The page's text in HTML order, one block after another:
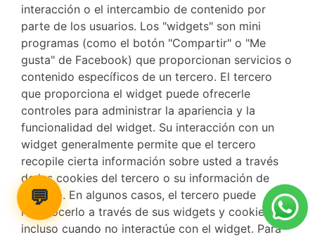
interacción o el intercambio de contenido por
parte de los usuarios. Los "widgets" son mini
programas (como el botón "Compartir" o "Me
gusta" de Facebook) que proporcionan servicios o
contenido específicos de un tercero. El tercero
que proporciona el widget puede ofrecerle
controles para administrar la apariencia y la
funcionalidad del widget. Su interacción con un
widget generalmente permite que el tercero
recopile cierta información sobre usted a través
de las cookies del tercero o su información de
registro. En algunos casos, el tercero puede
reconocerlo a través de sus widgets y cookies
incluso cuando no interactúe con el widget. Para
💬